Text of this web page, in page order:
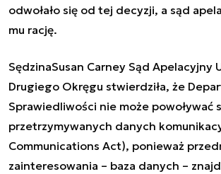
odwołało się od tej decyzji, a sąd
mu rację.
SędzinaSusan Carney Sąd Apelacyjny
Drugiego Okręgu stwierdziła, że
Sprawiedliwości nie może powoływać
przetrzymywanych danych
Communications Act), ponieważ
zainteresowania – baza danych –